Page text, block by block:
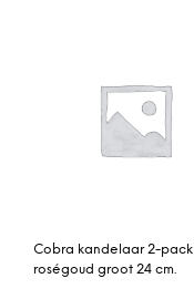
Cobra kandelaar 2-pack
roségoud groot 24 cm.